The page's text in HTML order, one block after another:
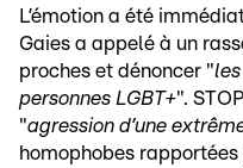
L’émotion a été
Gaies a appelé à un
proches et dénoncer "
personnes LGBT+".
"agression d’une
homophobes